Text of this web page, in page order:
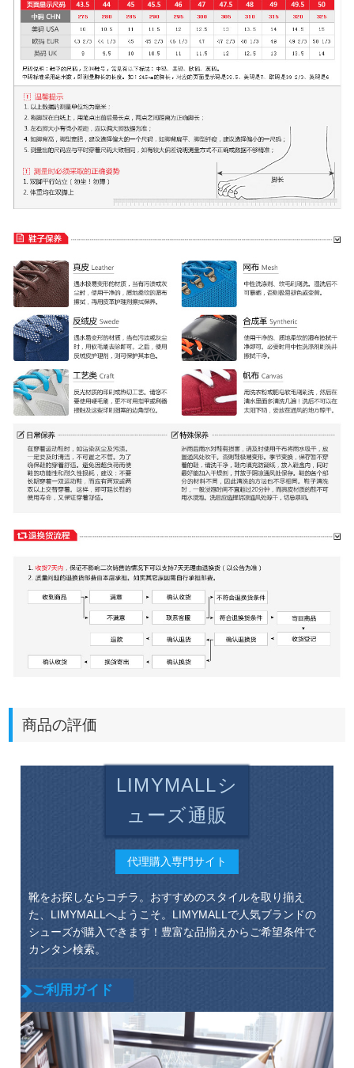
商品の評価
LIMYMALLシ
ューズ通販
代理購入専門サイト
靴をお探しならコチラ。おすすめのスタイルを取り揃え
た、LIMYMALLへようこそ。LIMYMALLで人気ブランドの
シューズが購入できます！豊富な品揃えからご希望条件で
カンタン検索。
ご利用ガイド